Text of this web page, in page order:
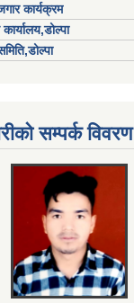
कार्यक्रम
सम्पर्क विवरण